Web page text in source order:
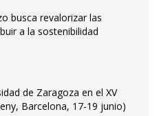
busca revalorizar las
a la sostenibilidad
de Zaragoza en el XV
Barcelona, 17-19 junio)